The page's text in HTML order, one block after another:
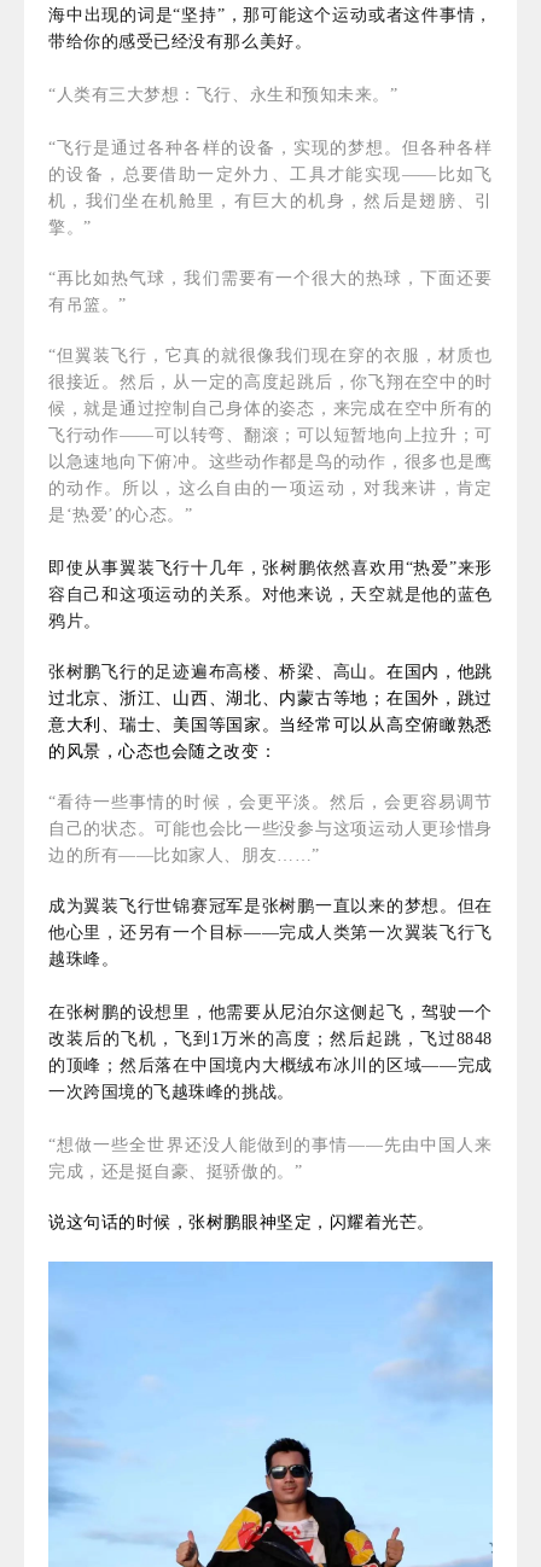
海中出现的词是“坚持”，那可能这个运动或者这件事情，
带给你的感受已经没有那么美好。
“人类有三大梦想：飞行、永生和预知未来。”
“飞行是通过各种各样的设备，实现的梦想。但各种各样
的设备，总要借助一定外力、工具才能实现——比如飞
机，我们坐在机舱里，有巨大的机身，然后是翅膀、引
擎。”
“再比如热气球，我们需要有一个很大的热球，下面还要
有吊篮。”
“但翼装飞行，它真的就很像我们现在穿的衣服，材质也
很接近。然后，从一定的高度起跳后，你飞翔在空中的时
候，就是通过控制自己身体的姿态，来完成在空中所有的
飞行动作——可以转弯、翻滚；可以短暂地向上拉升；可
以急速地向下俯冲。这些动作都是鸟的动作，很多也是鹰
的动作。所以，这么自由的一项运动，对我来讲，肯定
是‘热爱’的心态。”
即使从事翼装飞行十几年，张树鹏依然喜欢用“热爱”来形
容自己和这项运动的关系。对他来说，天空就是他的蓝色
鸦片。
张树鹏飞行的足迹遍布高楼、桥梁、高山 。在国内，他跳
过北京、浙江、山西、湖北、内蒙古等地；在国外，跳过
意大利、瑞士、美国等国家。 当经常可以从高空俯瞰熟悉
的风景，心态也会随之改变：
“看待一些事情的时候，会更平淡。然后，会更容易调节
自己的状态。可能也会比一些没参与这项运动人更珍惜身
边的所有——比如家人、朋友……”
成为翼装飞行世锦赛冠军是张树鹏一直以来的梦想。但在
他心里，还另有一个目标——完成人类第一次翼装飞行飞
越珠峰。
在张树鹏的设想里，他需要从尼泊尔这侧起飞，驾驶一个
改装后的飞机，飞到1万米的高度；然后起跳，飞过8848
的顶峰；然后落在中国境内大概绒布冰川的区域——完成
一次跨国境的飞越珠峰的挑战。
“想做一些全世界还没人能做到的事情——先由中国人来
完成，还是挺自豪、挺骄傲的。”
说这句话的时候，张树鹏眼神坚定，闪耀着光芒。